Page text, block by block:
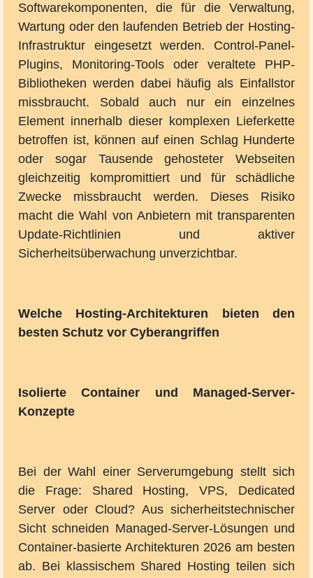
Softwarekomponenten, die für die Verwaltung,
Wartung oder den laufenden Betrieb der Hosting-
Infrastruktur eingesetzt werden. Control-Panel-
Plugins, Monitoring-Tools oder veraltete PHP-
Bibliotheken werden dabei häufig als Einfallstor
missbraucht. Sobald auch nur ein einzelnes
Element innerhalb dieser komplexen Lieferkette
betroffen ist, können auf einen Schlag Hunderte
oder sogar Tausende gehosteter Webseiten
gleichzeitig kompromittiert und für schädliche
Zwecke missbraucht werden. Dieses Risiko
macht die Wahl von Anbietern mit transparenten
Update-Richtlinien und aktiver
Sicherheitsüberwachung unverzichtbar.
Welche Hosting-Architekturen bieten den
besten Schutz vor Cyberangriffen
Isolierte Container und Managed-Server-
Konzepte
Bei der Wahl einer Serverumgebung stellt sich
die Frage: Shared Hosting, VPS, Dedicated
Server oder Cloud? Aus sicherheitstechnischer
Sicht schneiden Managed-Server-Lösungen und
Container-basierte Architekturen 2026 am besten
ab. Bei klassischem Shared Hosting teilen sich